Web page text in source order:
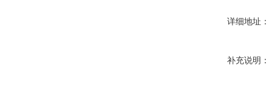
详细地址：
补充说明：